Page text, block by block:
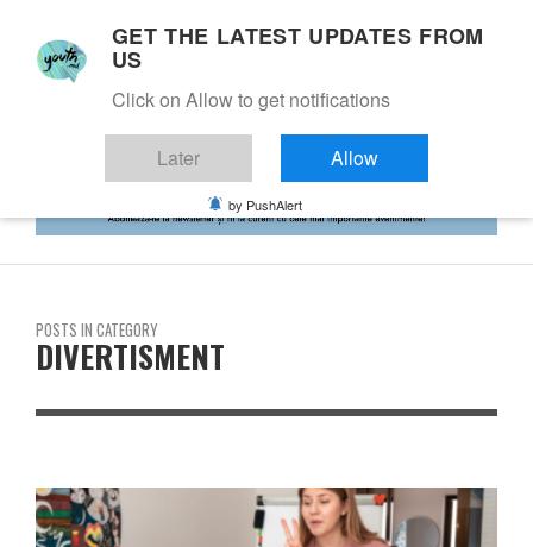
POSTS IN CATEGORY
DIVERTISMENT
GET THE LATEST UPDATES FROM
US
Click on Allow to get notifications
Later Allow
by PushAlert